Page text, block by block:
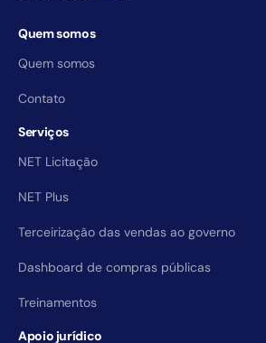
Quem somos
Quem somos
Contato
Serviços
NET Licitação
NET Plus
Terceirização das vendas ao governo
Dashboard de compras públicas
Treinamentos
Apoio jurídico